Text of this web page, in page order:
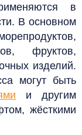
в
В основном
фруктов,
изделий.
могут быть
и другим
жёсткими